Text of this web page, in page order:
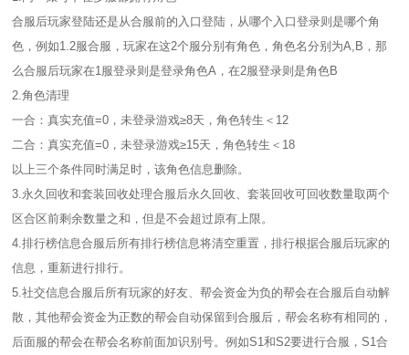
合服后玩家登陆还是从合服前的入口登陆，从哪个入口登录则是哪个角
色，例如1.2服合服，玩家在这2个服分别有角色，角色名分别为A,B，那
么合服后玩家在1服登录则是登录角色A，在2服登录则是角色B
2.角色清理
一合：真实充值=0，未登录游戏≥8天，角色转生＜12
二合：真实充值=0，未登录游戏≥15天，角色转生＜18
以上三个条件同时满足时，该角色信息删除。
3.永久回收和套装回收处理合服后永久回收、套装回收可回收数量取两个
区合区前剩余数量之和，但是不会超过原有上限。
4.排行榜信息合服后所有排行榜信息将清空重置，排行根据合服后玩家的
信息，重新进行排行。
5.社交信息合服后所有玩家的好友、帮会资金为负的帮会在合服后自动解
散，其他帮会资金为正数的帮会自动保留到合服后，帮会名称有相同的，
后面服的帮会在帮会名称前面加识别号。例如S1和S2要进行合服，S1合